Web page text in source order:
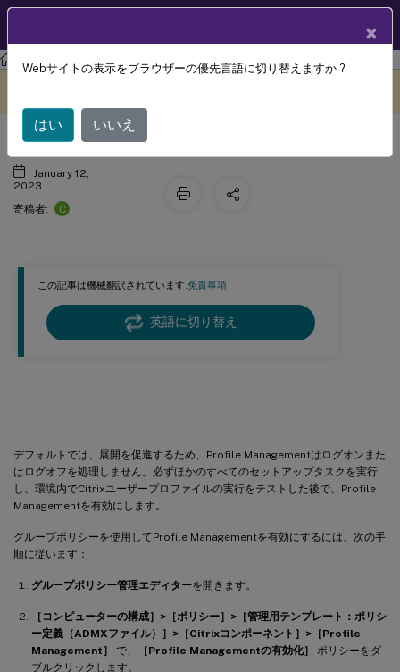
Profile Management Profile Management 2112
この記事は機械翻訳されています.免責事項
英語に切り替え
デフォルトでは、展開を促進するため、Profile Managementはログオンまた
はログオフを処理しません。必ずほかのすべてのセットアップタスクを実行
し、環境内でCitrixユーザープロファイルの実行をテストした後で、Profile
Managementを有効にします。
グループポリシーを使用してProfile Managementを有効にするには、次の手
順に従います：
グループポリシー管理エディターを開きます。
［コンピューターの構成］>［ポリシー］>［管理用テンプレート：ポリシ
ー定義（ADMXファイル）］>［Citrixコンポーネント］>［Profile
Management］
で、 ［Profile Managementの有効化］
ポリシーをダ
ブルクリックします。
Profile Managementの有効化
January 12,
2023
寄稿者:
C
×
Webサイトの表示をブラウザーの優先言語に切り替えますか ?
はい いいえ